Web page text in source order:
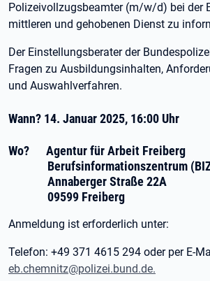
Polizeivollzugsbeamter (m/w/d) bei der
mittleren und gehobenen Dienst zu
Der Einstellungsberater der
Fragen zu Ausbildungsinhalten,
und Auswahlverfahren.
Wann? 14. Januar 2025, 16:00 Uhr
Wo? Agentur für Arbeit Freiberg
Berufsinformationszentrum
Annaberger Straße 22A
09599 Freiberg
Anmeldung ist erforderlich unter:
Telefon: +49 371 4615 294 oder per E-
eb.chemnitz@polizei.bund.de.